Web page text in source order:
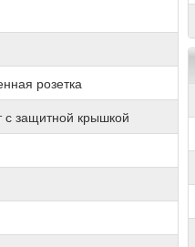
розетка
защитной крышкой